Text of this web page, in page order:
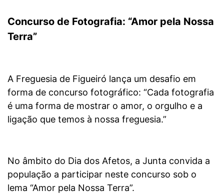
Concurso de Fotografia: “Amor pela Nossa
Terra”
A Freguesia de Figueiró lança um desafio em
forma de concurso fotográfico: “Cada fotografia
é uma forma de mostrar o amor, o orgulho e a
ligação que temos à nossa freguesia.”
No âmbito do Dia dos Afetos, a Junta convida a
população a participar neste concurso sob o
lema “Amor pela Nossa Terra”.